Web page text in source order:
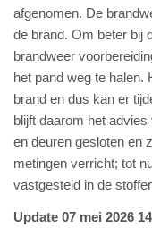
afgenomen. De
de brand. Om beter bij
brandweer
het pand weg te halen.
brand en dus kan er
blijft daarom het
en deuren gesloten en
metingen verricht; tot
vastgesteld in de
Update 07 mei 2026